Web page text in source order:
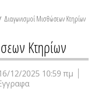
Διαγωνισμοί Μισθώσεων Κτηρίων
Κτηρίων
12/2025 10:59 πμ